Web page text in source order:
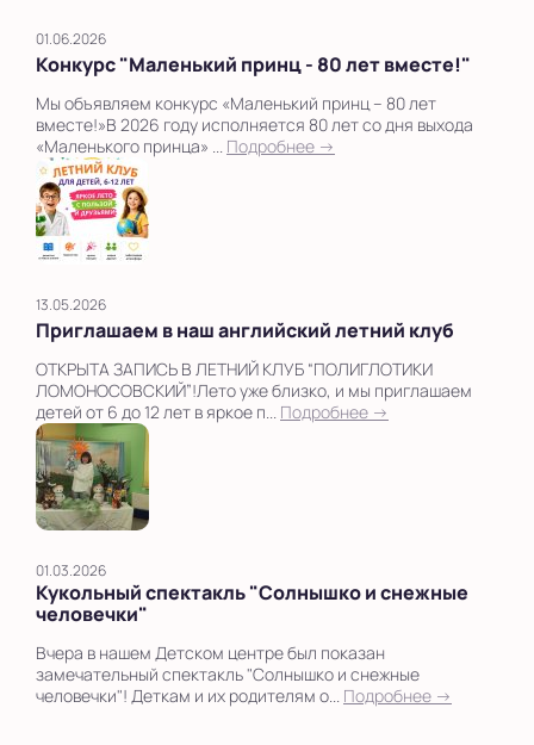
01.06.2026
Конкурс "Маленький принц - 80 лет вместе!"
Мы объявляем конкурс «Маленький принц – 80 лет
вместе!»В 2026 году исполняется 80 лет со дня выхода
«Маленького принца» ... Подробнее →
13.05.2026
Приглашаем в наш английский летний клуб
ОТКРЫТА ЗАПИСЬ В ЛЕТНИЙ КЛУБ “ПОЛИГЛОТИКИ
ЛОМОНОСОВСКИЙ”!Лето уже близко, и мы приглашаем
детей от 6 до 12 лет в яркое п... Подробнее →
01.03.2026
Кукольный спектакль "Солнышко и снежные
человечки"
Вчера в нашем Детском центре был показан
замечательный спектакль "Солнышко и снежные
человечки"! Деткам и их родителям о... Подробнее →